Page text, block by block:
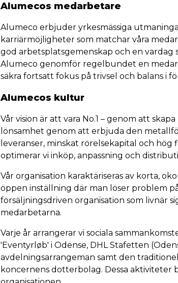
Alumecos medarbetare
Alumeco erbjuder yrkesmässiga
karriärmöjligheter som matchar våra
god arbetsplatsgemenskap och en
Alumeco genomför regelbundet en
säkra fortsatt fokus på trivsel och balans i
Alumecos kultur
Vår vision är att vara No.1 – genom att
lönsamhet genom att erbjuda den
leveranser, minskat rörelsekapital och
optimerar vi inköp, anpassning och
Vår organisation karaktäriseras av korta,
öppen inställning där man löser problem
försäljningsdriven organisation som livnär
medarbetarna.
Varje år arrangerar vi sociala
'Eventyrløb' i Odense, DHL Stafetten
avdelningsarrangeman samt den
koncernens dotterbolag. Dessa aktiviteter